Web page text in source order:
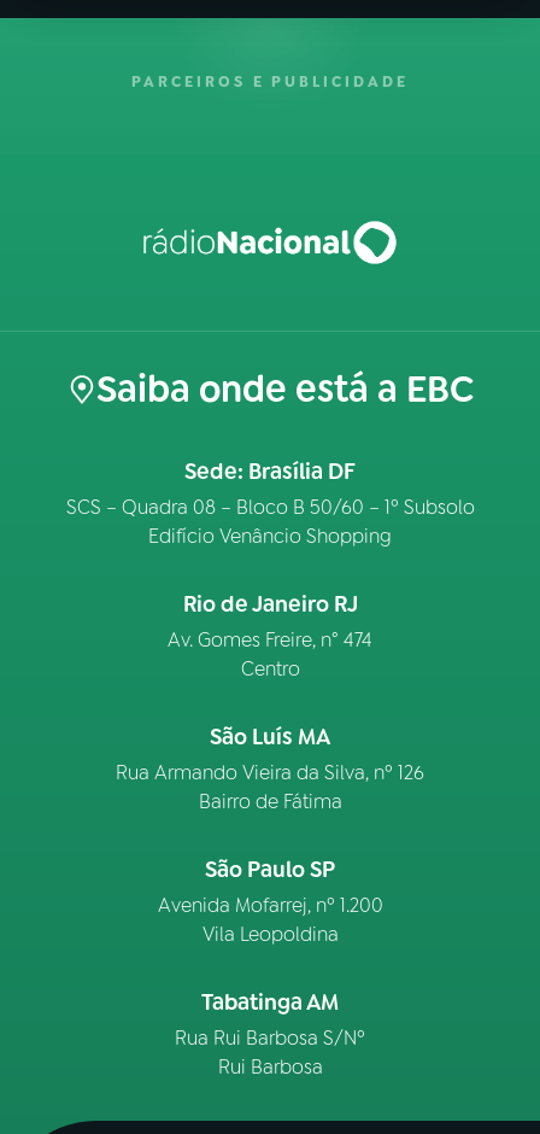
PARCEIROS E PUBLICIDADE
Saiba onde está a EBC
Sede: Brasília DF
SCS – Quadra 08 – Bloco B 50/60 – 1º Subsolo
Edifício Venâncio Shopping
Rio de Janeiro RJ
Av. Gomes Freire, n° 474
Centro
São Luís MA
Rua Armando Vieira da Silva, nº 126
Bairro de Fátima
São Paulo SP
Avenida Mofarrej, nº 1.200
Vila Leopoldina
Tabatinga AM
Rua Rui Barbosa S/Nº
Rui Barbosa